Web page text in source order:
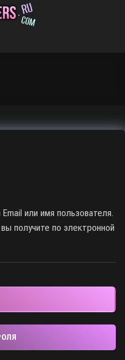
или имя пользователя.
получите по электронной